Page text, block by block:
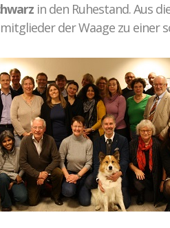
in den Ruhestand. Aus
der Waage zu einer